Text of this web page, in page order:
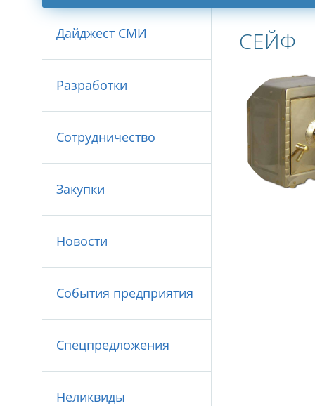
Дайджест СМИ
Разработки
Сотрудничество
Закупки
Новости
События предприятия
Спецпредложения
Неликвиды
СЕЙФ